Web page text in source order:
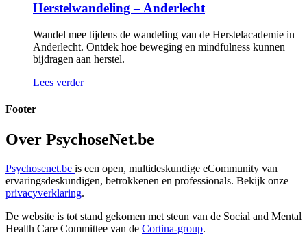
Herstelwandeling – Anderlecht
Wandel mee tijdens de wandeling van de Herstelacademie in
Anderlecht. Ontdek hoe beweging en mindfulness kunnen
bijdragen aan herstel.
Lees verder
Footer
Over PsychoseNet.be
Psychosenet.be is een open, multideskundige eCommunity van
ervaringsdeskundigen, betrokkenen en professionals. Bekijk onze
privacyverklaring.
De website is tot stand gekomen met steun van de Social and Mental
Health Care Committee van de Cortina-group.